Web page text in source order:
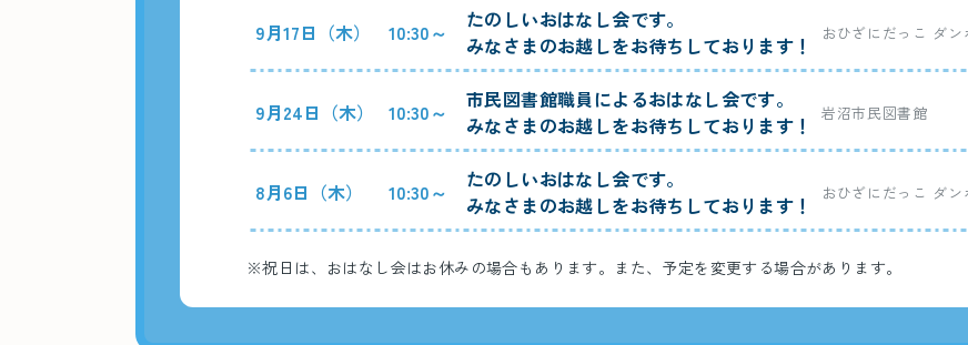
9月17日（木） 10:30～
たのしいおはなし会です。
みなさまのお越しをお待ちしております！
おひざにだっこ ダン
9月24日（木） 10:30～
市民図書館職員によるおはなし会です。
みなさまのお越しをお待ちしております！
岩沼市民図書館
8月6日（木） 10:30～
たのしいおはなし会です。
みなさまのお越しをお待ちしております！
おひざにだっこ ダン
※祝日は、おはなし会はお休みの場合もあります。また、予定を変更する場合があります。